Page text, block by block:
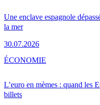
Une enclave espagnole
la mer
30.07.2026
L’euro en mèmes : quand les
billets
ÉCONOMIE